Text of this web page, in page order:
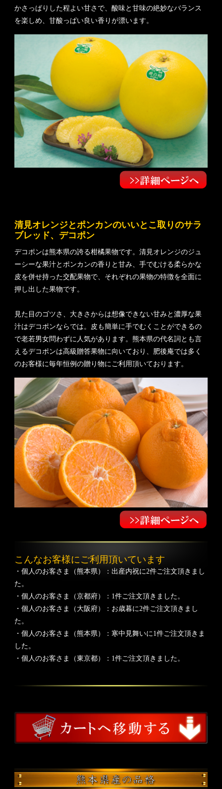
かさっぱりした程よい甘さで、酸味と甘味の絶妙なバランス
を楽しめ、甘酸っぱい良い香りが漂います。
清見オレンジとポンカンのいいとこ取りのサラ
ブレッド、デコポン
デコポンは熊本県の誇る柑橘果物です。清見オレンジのジュ
ーシーな果汁とポンカンの香りと甘み、手でむける柔らかな
皮を併せ持った交配果物で、それぞれの果物の特徴を全面に
押し出した果物です。
見た目のゴツさ、大きさからは想像できない甘みと濃厚な果
汁はデコポンならでは。皮も簡単に手でむくことができるの
で老若男女問わずに人気があります。熊本県の代名詞とも言
えるデコポンは高級贈答果物に向いており、肥後庵では多く
のお客様に毎年恒例の贈り物にご利用頂いております。
こんなお客様にご利用頂いています
・個人のお客さま（熊本県）：出産内祝に2件ご注文頂きまし
た。
・個人のお客さま（京都府）：1件ご注文頂きました。
・個人のお客さま（大阪府）：お歳暮に2件ご注文頂きまし
た。
・個人のお客さま（熊本県）：寒中見舞いに1件ご注文頂きま
した。
・個人のお客さま（東京都）：1件ご注文頂きました。